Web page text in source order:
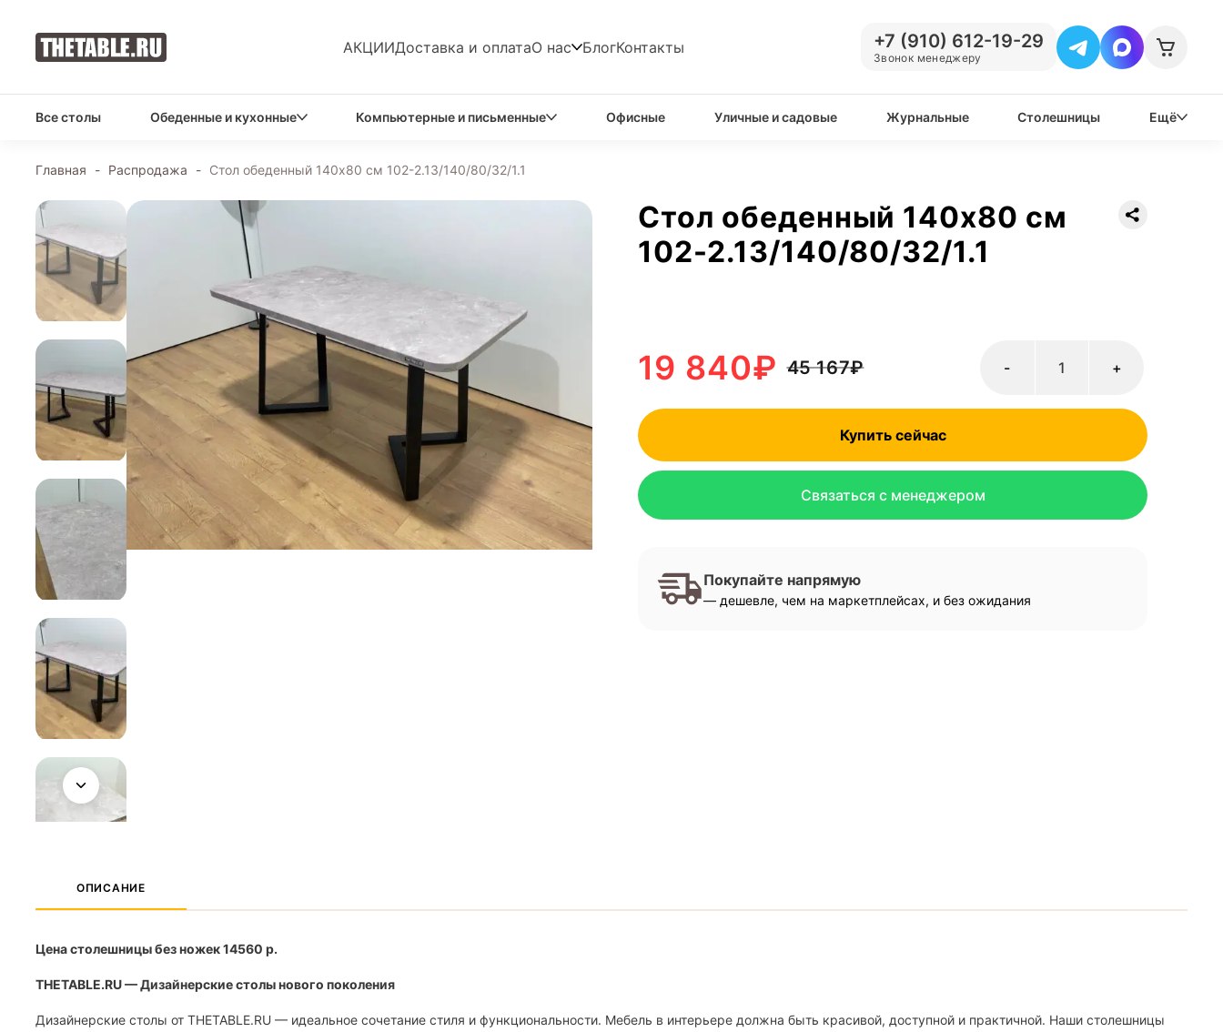
АКЦИИДоставка и оплатаО нас БлогКонтакты +7 (910) 612-19-29
Звонок менеджеру
Все столы Обеденные и кухонные Компьютерные и письменные Офисные Уличные и садовые Журнальные Столешницы Ещё
Главная - Распродажа - Стол обеденный 140х80 см 102-2.13/140/80/32/1.1
Стол обеденный 140х80 см
102-2.13/140/80/32/1.1
45 167₽
19 840₽ +
-
Купить сейчас
Связаться с менеджером
Покупайте напрямую
— дешевле, чем на маркетплейсах, и без ожидания
ОПИСАНИЕ
Цена столешницы без ножек 14560 р.
THETABLE.RU — Дизайнерские столы нового поколения
Дизайнерские столы от THETABLE.RU — идеальное сочетание стиля и функциональности. Мебель в интерьере должна быть красивой, доступной и практичной. Наши столешницы